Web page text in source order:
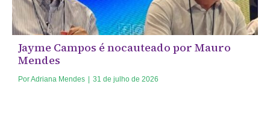
Jayme Campos é nocauteado por Mauro
Mendes
PorAdriana Mendes | 31 de julho de 2026